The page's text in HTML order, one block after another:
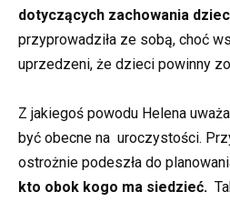
dotyczących zachowania
przyprowadziła ze sobą, choć
uprzedzeni, że dzieci powinny
Z jakiegoś powodu Helena
być obecne na uroczystości.
ostrożnie podeszła do
kto obok kogo ma siedzieć.